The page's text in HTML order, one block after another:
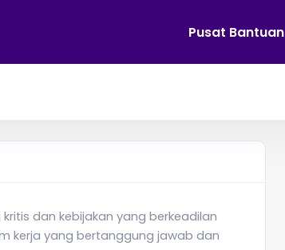
Pusat Bantuan
dan kebijakan yang berkeadilan
kerja yang bertanggung jawab dan